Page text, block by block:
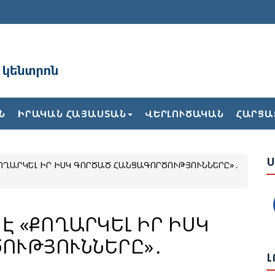
ԻՐԱԿԱՆ ՀԱՅԱՍՏԱՆ ՎԵՐԼՈՒԾԱԿԱՆ
ԻՐ ԻՍԿ ԳՈՐԾԱԾ ՀԱՆՑԱԳՈՐԾՈՒԹՅՈՒՆՆԵՐԸ»․
«ՔՈՂԱՐԿԵԼ ԻՐ ԻՍԿ